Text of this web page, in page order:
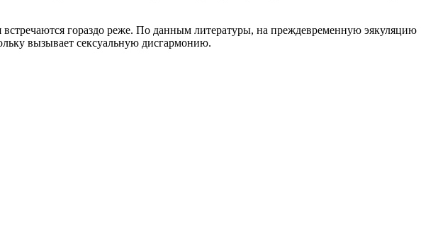
гораздо реже. По данным литературы, на преждевременную эякуляцию
вызывает сексуальную дисгармонию.